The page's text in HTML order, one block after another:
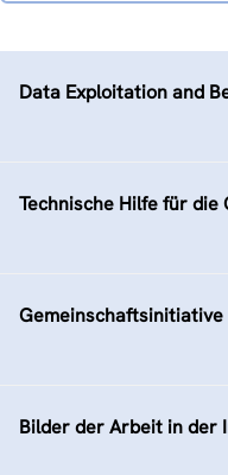
Data Exploitation and
Technische Hilfe für
Gemeinschaftsinitiative
Bilder der Arbeit in der